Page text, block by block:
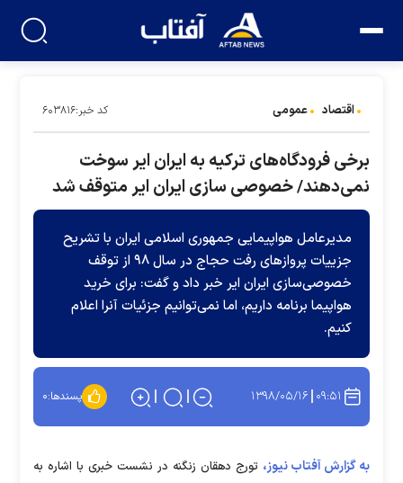
اقتصاد عمومی کد خبر:۶۰۳۸۱۶
برخی فرودگاه‌های ترکیه به ایران ایر سوخت
نمی‌دهند/ خصوصی سازی ایران ایر متوقف شد
مدیرعامل هواپیمایی جمهوری اسلامی ایران با تشریح
جزییات پروازهای رفت حجاج در سال ۹۸ از توقف
خصوصی‌سازی ایران ایر خبر داد و گفت: برای خرید
هواپیما برنامه داریم، اما نمی‌توانیم جزئیات آنرا اعلام
کنیم.
۰۹:۵۱ ۱۳۹۸/۰۵/۱۶ پسندها:۰
به گزارش آفتاب نیوز، تورج دهقان زنگنه در نشست خبری با اشاره به